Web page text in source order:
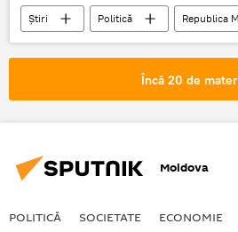
Știri Politică
Republica
Igor Dodon
Anatol Şalaru
cetățenie
Încă 20 de
Moldova
POLITICĂ SOCIETATE ECONOMIE